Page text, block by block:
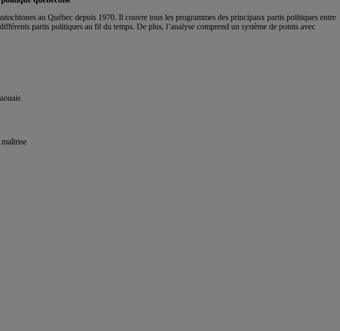
au Québec depuis 1970. Il couvre tous les programmes des principaux partis politiques entre
partis politiques au fil du temps. De plus, l’analyse comprend un système de points avec